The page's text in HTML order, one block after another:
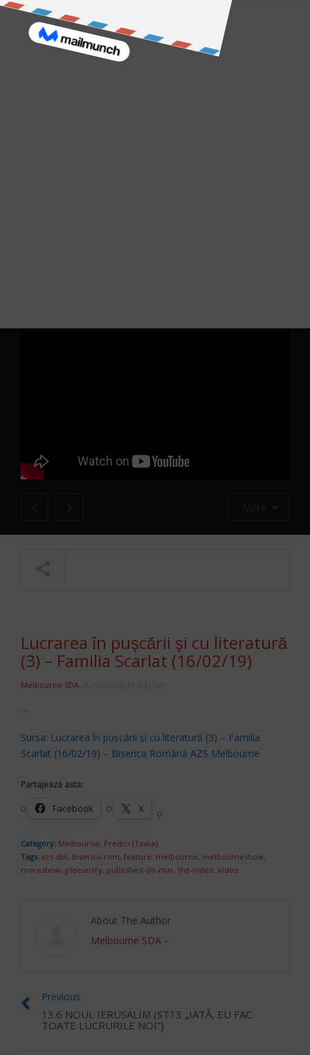
Lucrarea în pușcării și cu literatură
(3) – Familia Scarlat (16/02/19)
Melbourne SDA
…
Sursa: Lucrarea în pușcării și cu literatură (3) – Familia
Scarlat (16/02/19) – Biserica Romănă AZS Melbourne
Partajează asta:
Facebook X
Category: Melbourne, Predici (Toate)
Tags: azs-din, biserica-rom, feature, melbourne, melbourneshow,
moreshow, please-try, published-on-mar, the-video, video
About The Author
Melbourne SDA -
Previous
13.6 NOUL IERUSALIM (ST13 „IATĂ, EU FAC
TOATE LUCRURILE NOI”)